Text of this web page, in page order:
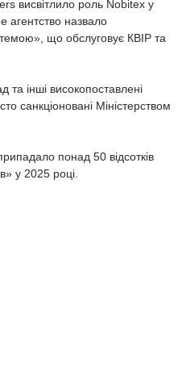
висвітлило роль Nobitex у
агентство назвало
що обслуговує КВІР та
інші високопоставлені
санкціоновані Міністерством
понад 50 відсотків
у 2025 році.